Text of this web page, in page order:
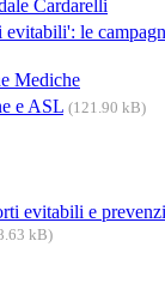
Cardarelli
le
Mediche
e ASL (121.90 kB)
evitabili e
kB)